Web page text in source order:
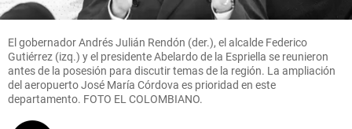
El gobernador Andrés Julián Rendón (der.), el alcalde Federico
Gutiérrez (izq.) y el presidente Abelardo de la Espriella se reunieron
antes de la posesión para discutir temas de la región. La ampliación
del aeropuerto José María Córdova es prioridad en este
departamento. FOTO EL COLOMBIANO.